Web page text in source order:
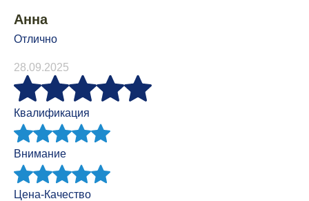
Анна
Отлично
28.09.2025
Квалификация
Внимание
Цена-Качество